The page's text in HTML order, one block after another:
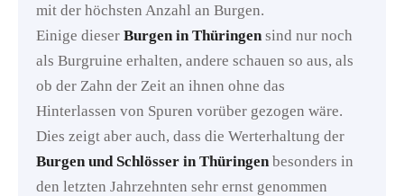
mit der höchsten Anzahl an Burgen.
Einige dieser Burgen in Thüringen sind nur noch
als Burgruine erhalten, andere schauen so aus, als
ob der Zahn der Zeit an ihnen ohne das
Hinterlassen von Spuren vorüber gezogen wäre.
Dies zeigt aber auch, dass die Werterhaltung der
Burgen und Schlösser in Thüringen besonders in
den letzten Jahrzehnten sehr ernst genommen